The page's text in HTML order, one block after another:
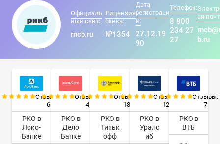
Официаль
ный сайт:
rncb.ru
Лицензия
банка:
№1354
Дата
регистраци
и:
27.12.19
90
Телефон:
8 800
234 27
27
ая
b.ru
Отзывы:
6
РКО в
Локо-
Банке
Отзывы:
4
РКО в
Дело
Банке
Отзывы:
18
РКО в
Тиньк
офф
Отзывы:
12
РКО в
Уралс
иб
Отзывы:
7
РКО в
ВТБ